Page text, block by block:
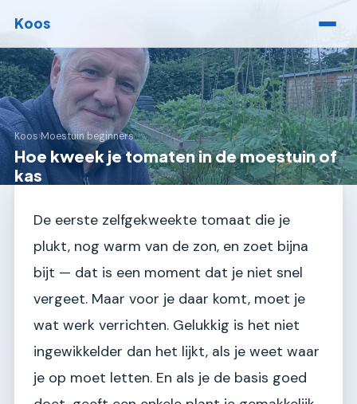
Koos
Koos›Moestuin beginners
Hoe kweek je tomaten in de moestuin of
kas
De eerste zelfgekweekte tomaat die je
plukt, nog warm van de zon, en zoet bijna
bijt — dat is een moment dat je niet snel
vergeet. Maar voor je daar komt, moet je
wat werk verrichten. Gelukkig is het niet
ingewikkelder dan het lijkt, als je weet waar
je op moet letten. En als je de basis goed